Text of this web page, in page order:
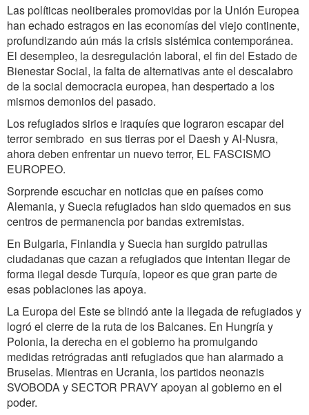
Las políticas neoliberales promovidas por la Unión Europea
han echado estragos en las economías del viejo continente,
profundizando aún más la crisis sistémica contemporánea.
El desempleo, la desregulación laboral, el fin del Estado de
Bienestar Social, la falta de alternativas ante el descalabro
de la social democracia europea, han despertado a los
mismos demonios del pasado.
Los refugiados sirios e iraquíes que lograron escapar del
terror sembrado en sus tierras por el Daesh y Al-Nusra,
ahora deben enfrentar un nuevo terror, EL FASCISMO
EUROPEO.
Sorprende escuchar en noticias que en países como
Alemania, y Suecia refugiados han sido quemados en sus
centros de permanencia por bandas extremistas.
En Bulgaria, Finlandia y Suecia han surgido patrullas
ciudadanas que cazan a refugiados que intentan llegar de
forma ilegal desde Turquía, lopeor es que gran parte de
esas poblaciones las apoya.
La Europa del Este se blindó ante la llegada de refugiados y
logró el cierre de la ruta de los Balcanes. En Hungría y
Polonia, la derecha en el gobierno ha promulgando
medidas retrógradas anti refugiados que han alarmado a
Bruselas. Mientras en Ucrania, los partidos neonazis
SVOBODA y SECTOR PRAVY apoyan al gobierno en el
poder.